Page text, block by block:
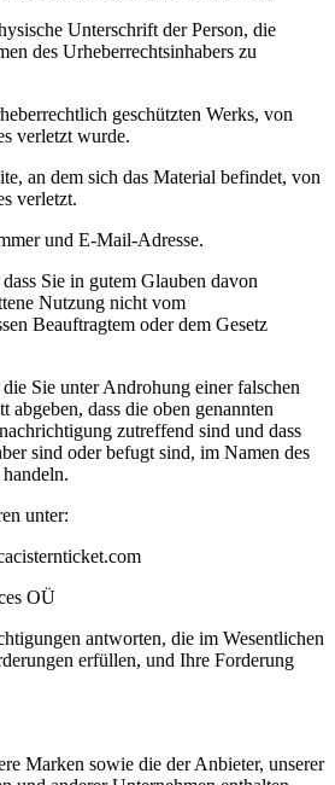
Unterschrift der Person, die
des Urheberrechtsinhabers zu
geschützten Werks, von
verletzt wurde.
an dem sich das Material befindet, von
verletzt.
und E-Mail-Adresse.
Sie in gutem Glauben davon
Nutzung nicht vom
Beauftragtem oder dem Gesetz
Sie unter Androhung einer falschen
abgeben, dass die oben genannten
zutreffend sind und dass
sind oder befugt sind, im Namen des
unter:
OÜ
antworten, die im Wesentlichen
erfüllen, und Ihre Forderung
Marken sowie die der Anbieter, unserer